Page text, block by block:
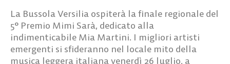
La Bussola Versilia ospiterà la finale regionale del
5° Premio Mimi Sarà, dedicato alla
indimenticabile Mia Martini. I migliori artisti
emergenti si sfideranno nel locale mito della
musica leggera italiana venerdì 26 luglio, a